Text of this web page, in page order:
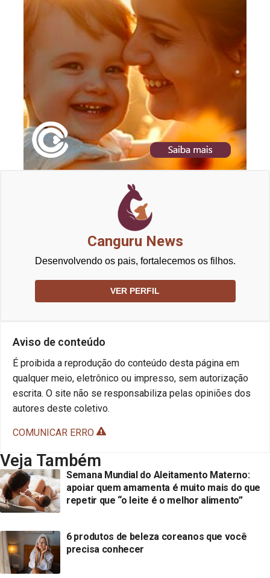
Canguru News
Desenvolvendo os pais, fortalecemos os filhos.
VER PERFIL
Aviso de conteúdo
É proibida a reprodução do conteúdo desta página em
qualquer meio, eletrônico ou impresso, sem autorização
escrita. O site não se responsabiliza pelas opiniões dos
autores deste coletivo.
COMUNICAR ERRO
Veja Também
Semana Mundial do Aleitamento Materno:
apoiar quem amamenta é muito mais do que
repetir que “o leite é o melhor alimento”
6 produtos de beleza coreanos que você
precisa conhecer